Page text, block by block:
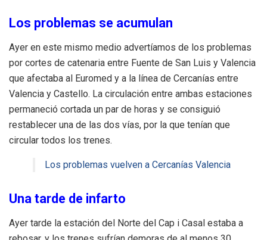
Los problemas se acumulan
Ayer en este mismo medio advertíamos de los problemas
por cortes de catenaria entre Fuente de San Luis y Valencia
que afectaba al Euromed y a la línea de Cercanías entre
Valencia y Castello. La circulación entre ambas estaciones
permaneció cortada un par de horas y se consiguió
restablecer una de las dos vías, por la que tenían que
circular todos los trenes.
Los problemas vuelven a Cercanías Valencia
Una tarde de infarto
Ayer tarde la estación del Norte del Cap i Casal estaba a